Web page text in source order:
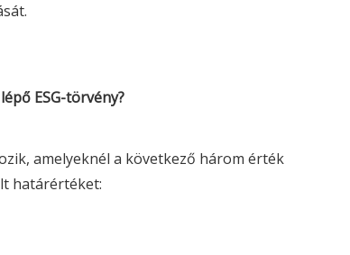
ESG-törvény?
amelyeknél a következő három érték
határértéket: